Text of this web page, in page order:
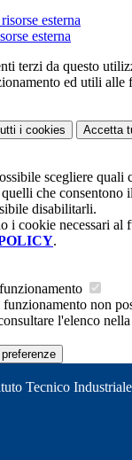
esterna
esterna
terzi da questo
ed utili alle
i cookies Accetta
scegliere quali
che consentono
disabilitarli.
i cookie necessari al
.
non
l'elenco
Tecnico